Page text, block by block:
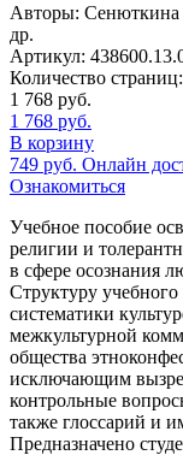
Авторы:
др.
Артикул:
Количество страниц:
1 768 руб.
1 768 руб.
В корзину
749 руб. Онлайн
Ознакомиться
Учебное пособие
религии и
в сфере осознания
Структуру
систематики
межкультурной
общества
исключающим
контрольные
также глоссарий и
Предназначено